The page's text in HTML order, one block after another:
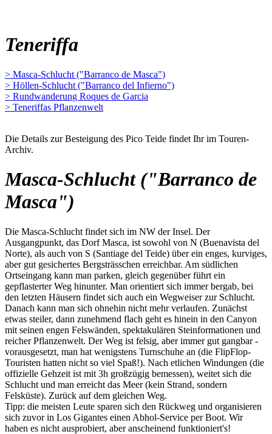
Teneriffa
> Masca-Schlucht ("Barranco de Masca")
> Höllen-Schlucht ("Barranco del Infierno")
> Rundwanderung Roques de Garcia
> Teneriffas Pflanzenwelt
Die Details zur Besteigung des Pico Teide findet Ihr im Touren-
Archiv.
Masca-Schlucht ("Barranco de
Masca")
Die Masca-Schlucht findet sich im NW der Insel. Der
Ausgangpunkt, das Dorf Masca, ist sowohl von N (Buenavista del
Norte), als auch von S (Santiage del Teide) über ein enges, kurviges,
aber gut gesichertes Bergsträsschen erreichbar. Am südlichen
Ortseingang kann man parken, gleich gegenüber führt ein
gepflasterter Weg hinunter. Man orientiert sich immer bergab, bei
den letzten Häusern findet sich auch ein Wegweiser zur Schlucht.
Danach kann man sich ohnehin nicht mehr verlaufen. Zunächst
etwas steiler, dann zunehmend flach geht es hinein in den Canyon
mit seinen engen Felswänden, spektakulären Steinformationen und
reicher Pflanzenwelt. Der Weg ist felsig, aber immer gut gangbar -
vorausgesetzt, man hat wenigstens Turnschuhe an (die FlipFlop-
Touristen hatten nicht so viel Spaß!). Nach etlichen Windungen (die
offizielle Gehzeit ist mit 3h großzügig bemessen), weitet sich die
Schlucht und man erreicht das Meer (kein Strand, sondern
Felsküste). Zurück auf dem gleichen Weg.
Tipp: die meisten Leute sparen sich den Rückweg und organisieren
sich zuvor in Los Gigantes einen Abhol-Service per Boot. Wir
haben es nicht ausprobiert, aber anscheinend funktioniert's!